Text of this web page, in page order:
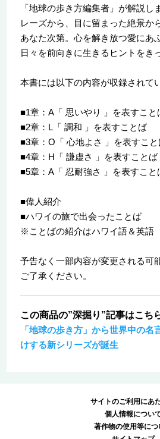
「地球の歩き方編集者」が解説し
レーズから、目に留まった絶景か
あなた次第。心を解き放つ愛にあ
日々を前向きに生きるヒントをき
本書には以下の内容が収録されて
■1章：A「 思いやり 」を表すこと
■2章：L「 調和 」を表すことば
■3章：O「 心地よさ 」を表すこと
■4章：H「 謙虚さ 」を表すことば
■5章：A「 忍耐強さ 」を表すこと
■偉人紹介
■ハワイの旅で出会ったことば
※ことばの紹介はハワイ語＆英語
予告なく一部内容が変更される可
ご了承ください。
この商品の”深掘り”記事はこち
「地球の歩き方」から世界中の名
けする新シリーズが誕生
サイトのご利用にあ
個人情報につい
著作物の使用等につ